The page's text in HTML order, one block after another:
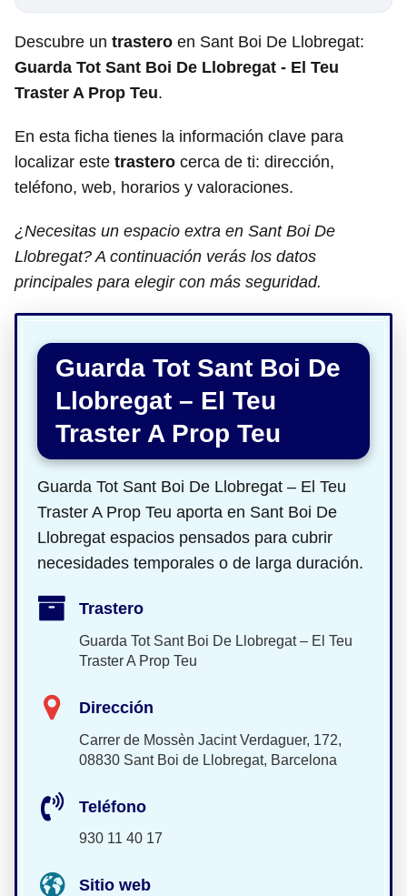
Descubre un trastero en Sant Boi De Llobregat:
Guarda Tot Sant Boi De Llobregat - El Teu
Traster A Prop Teu.
En esta ficha tienes la información clave para
localizar este trastero cerca de ti: dirección,
teléfono, web, horarios y valoraciones.
¿Necesitas un espacio extra en Sant Boi De
Llobregat? A continuación verás los datos
principales para elegir con más seguridad.
Guarda Tot Sant Boi De
Llobregat – El Teu
Traster A Prop Teu
Guarda Tot Sant Boi De Llobregat – El Teu
Traster A Prop Teu aporta en Sant Boi De
Llobregat espacios pensados para cubrir
necesidades temporales o de larga duración.
Trastero
Guarda Tot Sant Boi De Llobregat – El Teu
Traster A Prop Teu
Dirección
Carrer de Mossèn Jacint Verdaguer, 172,
08830 Sant Boi de Llobregat, Barcelona
Teléfono
930 11 40 17
Sitio web